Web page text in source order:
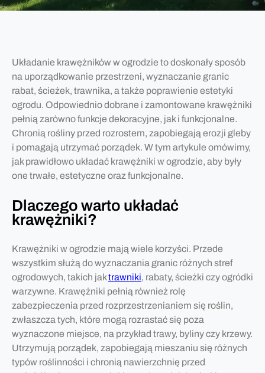
Układanie krawężników w ogrodzie to doskonały sposób
na uporządkowanie przestrzeni, wyznaczanie granic
rabat, ścieżek, trawnika, a także poprawienie estetyki
ogrodu. Odpowiednio dobrane i zamontowane krawężniki
pełnią zarówno funkcje dekoracyjne, jak i funkcjonalne.
Chronią rośliny przed rozrostem, zapobiegają erozji gleby
i pomagają utrzymać porządek. W tym artykule omówimy,
jak prawidłowo układać krawężniki w ogrodzie, aby były
one trwałe, estetyczne oraz funkcjonalne.
Dlaczego warto układać
krawężniki?
Krawężniki w ogrodzie mają wiele korzyści. Przede
wszystkim służą do wyznaczania granic różnych stref
ogrodowych, takich jaktrawniki, rabaty, ścieżki czy ogródki
warzywne. Krawężniki pełnią również rolę
zabezpieczenia przed rozprzestrzenianiem się roślin,
zwłaszcza tych, które mogą rozrastać się poza
wyznaczone miejsce, na przykład trawy, byliny czy krzewy.
Utrzymują porządek, zapobiegają mieszaniu się różnych
typów roślinności i chronią nawierzchnię przed